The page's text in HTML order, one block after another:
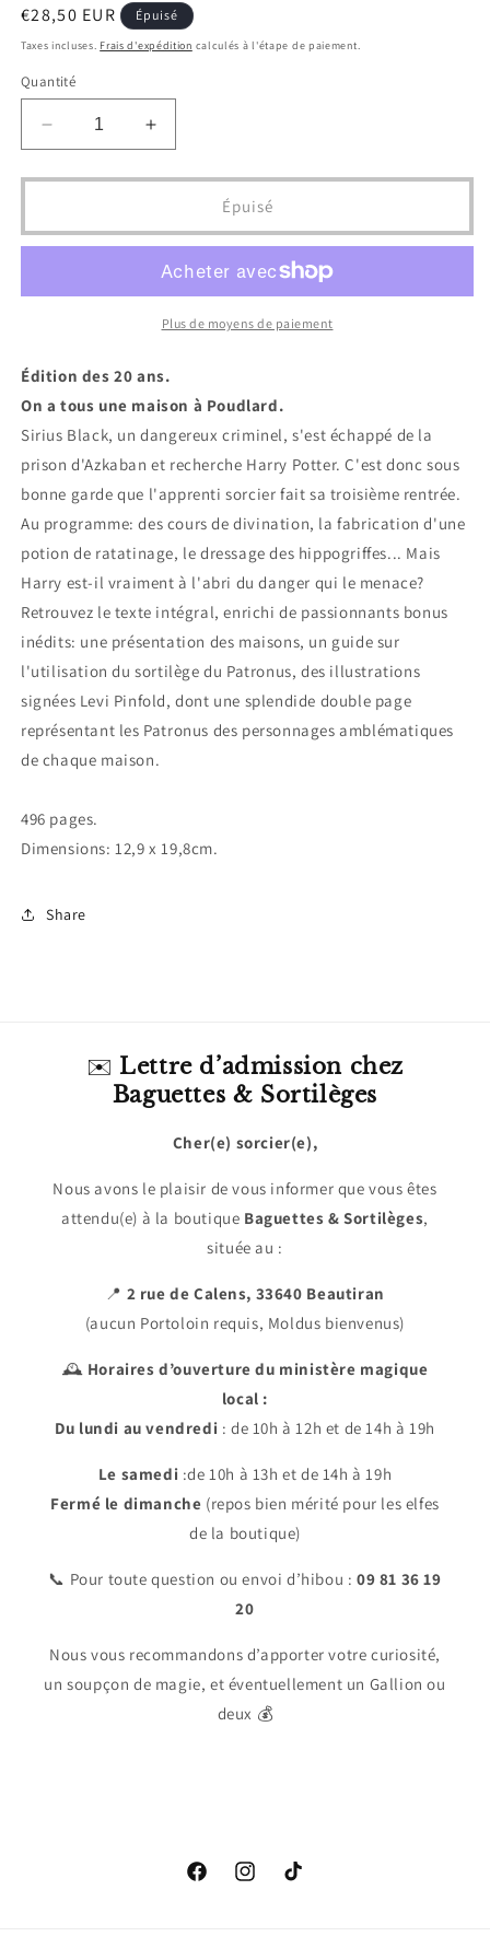
Prix
habituel
€28,50 EUR Épuisé
Taxes incluses. Frais d'expédition calculés à l'étape de paiement.
Quantité
Réduire
la
quantité
Harry
Potter
Le
Poufsouffle
Augmenter
la
quantité
Harry
Potter
et
Le
Prisonnier
Poufsouffle
Épuisé
Plus de moyens de paiement
Édition des 20 ans.
On a tous une maison à Poudlard.
Sirius Black, un dangereux criminel, s'est échappé de la
prison d'Azkaban et recherche Harry Potter. C'est donc sous
bonne garde que l'apprenti sorcier fait sa troisième rentrée.
Au programme: des cours de divination, la fabrication d'une
potion de ratatinage, le dressage des hippogriffes... Mais
Harry est-il vraiment à l'abri du danger qui le menace?
Retrouvez le texte intégral, enrichi de passionnants bonus
inédits: une présentation des maisons, un guide sur
l'utilisation du sortilège du Patronus, des illustrations
signées Levi Pinfold, dont une splendide double page
représentant les Patronus des personnages amblématiques
de chaque maison.
496 pages.
Dimensions: 12,9 x 19,8cm.
Share
✉️ Lettre d’admission chez
Baguettes & Sortilèges
Cher(e) sorcier(e),
Nous avons le plaisir de vous informer que vous êtes
attendu(e) à la boutique Baguettes & Sortilèges,
située au :
📍 2 rue de Calens, 33640 Beautiran
(aucun Portoloin requis, Moldus bienvenus)
🕰️ Horaires d’ouverture du ministère magique
local :
Du lundi au vendredi : de 10h à 12h et de 14h à 19h
Le samedi :de 10h à 13h et de 14h à 19h
Fermé le dimanche (repos bien mérité pour les elfes
de la boutique)
📞 Pour toute question ou envoi d’hibou : 09 81 36 19
20
Nous vous recommandons d’apporter votre curiosité,
un soupçon de magie, et éventuellement un Gallion ou
deux 💰
FacebookInstagramTikTok